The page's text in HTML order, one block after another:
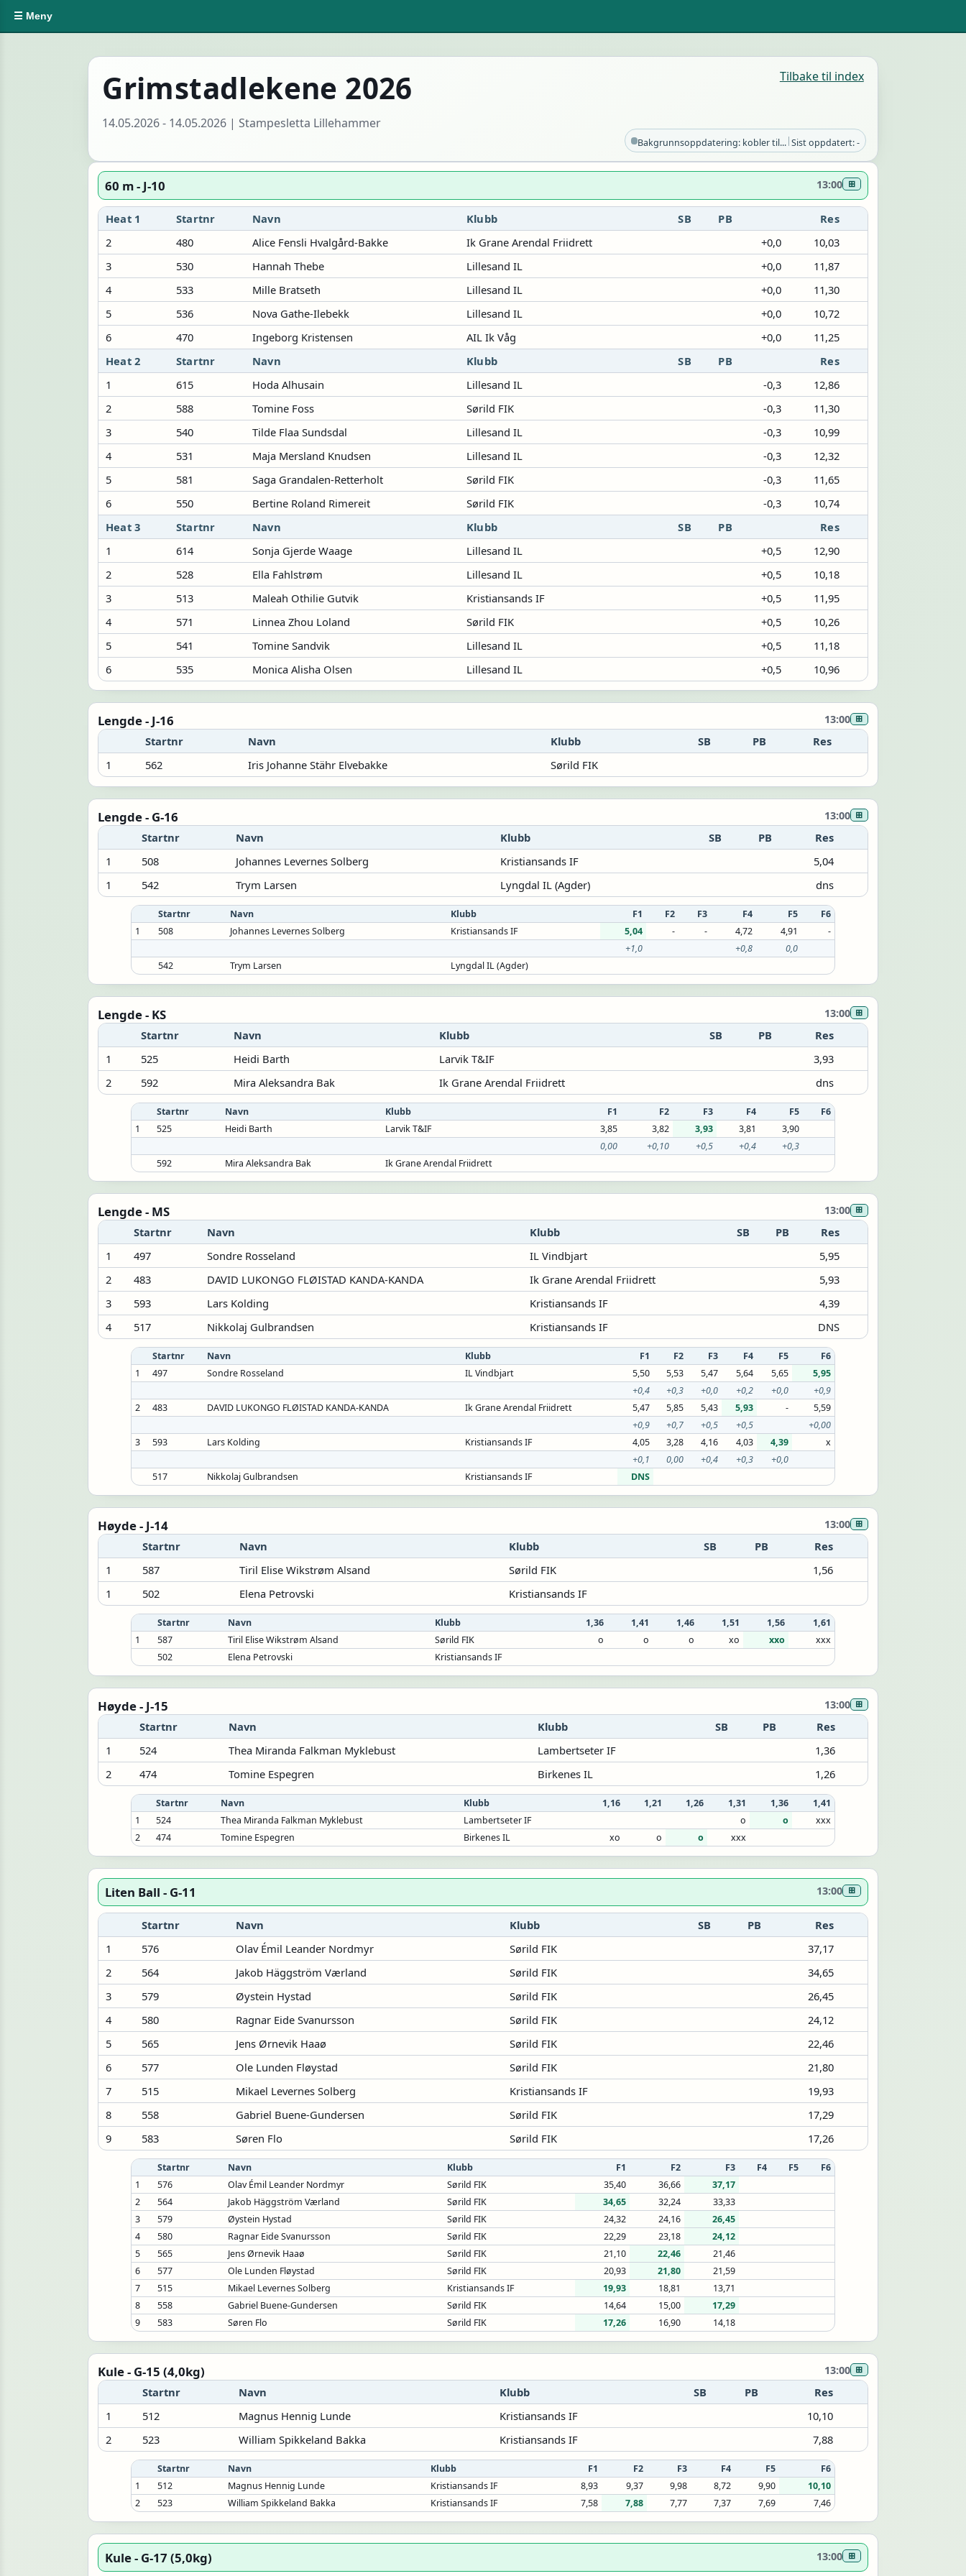
☰ Meny
Grimstadlekene 2026 Tilbake til index
14.05.2026 - 14.05.2026 | Stampesletta Lillehammer
Bakgrunnsoppdatering: kobler til...|Sist oppdatert: -
60 m - J-10 13:00 ⊞
Heat 1 Startnr Navn Klubb SB PB
Res
2
480 Alice Fensli Hvalgård-Bakke Ik Grane Arendal Friidrett +0,0
10,03
3
530 Hannah Thebe Lillesand IL +0,0
11,87
4
533 Mille Bratseth Lillesand IL +0,0
11,30
5
536 Nova Gathe-Ilebekk Lillesand IL +0,0
10,72
6
470 Ingeborg Kristensen AIL Ik Våg +0,0
11,25
Heat 2
Startnr Navn Klubb SB PB
Res
1
615 Hoda Alhusain Lillesand IL -0,3
12,86
2
588 Tomine Foss Sørild FIK -0,3
11,30
3
540 Tilde Flaa Sundsdal Lillesand IL -0,3
10,99
4
531 Maja Mersland Knudsen Lillesand IL -0,3
12,32
5
581 Saga Grandalen-Retterholt Sørild FIK -0,3
11,65
6
550 Bertine Roland Rimereit Sørild FIK -0,3
10,74
Heat 3
Startnr Navn Klubb SB PB
Res
1
614 Sonja Gjerde Waage Lillesand IL +0,5
12,90
2
528 Ella Fahlstrøm Lillesand IL +0,5
10,18
3
513 Maleah Othilie Gutvik Kristiansands IF +0,5
11,95
4
571 Linnea Zhou Loland Sørild FIK +0,5
10,26
5
541 Tomine Sandvik Lillesand IL +0,5
11,18
6
535 Monica Alisha Olsen Lillesand IL +0,5 10,96
Lengde - J-16 13:00 ⊞
Startnr Navn Klubb SB PB
Res
1
562 Iris Johanne Stähr Elvebakke Sørild FIK
Lengde - G-16 13:00 ⊞
Startnr Navn Klubb SB PB
Res
1
508 Johannes Levernes Solberg Kristiansands IF
5,04
1
542 Trym Larsen Lyngdal IL (Agder) dns
Startnr Navn Klubb F1 F2 F3 F4 F5
F6
1
508 Johannes Levernes Solberg Kristiansands IF 5,04 - - 4,72 4,91
-
+1,0
+0,8
0,0
542
Trym Larsen Lyngdal IL (Agder)
Lengde - KS 13:00 ⊞
Startnr Navn Klubb SB PB
Res
1
525 Heidi Barth Larvik T&IF
3,93
2
592 Mira Aleksandra Bak Ik Grane Arendal Friidrett dns
Startnr Navn Klubb F1 F2 F3 F4 F5
F6
1
525 Heidi Barth Larvik T&IF 3,85 3,82 3,93 3,81
3,90
0,00
+0,10 +0,5 +0,4
+0,3
592
Mira Aleksandra Bak Ik Grane Arendal Friidrett
Lengde - MS 13:00 ⊞
Startnr Navn Klubb SB PB
Res
1
497 Sondre Rosseland IL Vindbjart
5,95
2
483 DAVID LUKONGO FLØISTAD KANDA-KANDA Ik Grane Arendal Friidrett
5,93
3
593 Lars Kolding Kristiansands IF
4,39
4
517 Nikkolaj Gulbrandsen Kristiansands IF DNS
Startnr Navn Klubb F1 F2 F3 F4 F5
F6
1
497 Sondre Rosseland IL Vindbjart 5,50 5,53 5,47 5,64 5,65
5,95
+0,4
+0,3 +0,0 +0,2 +0,0
+0,9
2
483 DAVID LUKONGO FLØISTAD KANDA-KANDA Ik Grane Arendal Friidrett 5,47 5,85 5,43 5,93 -
5,59
+0,9
+0,7 +0,5 +0,5
+0,00
3
593 Lars Kolding Kristiansands IF 4,05 3,28 4,16 4,03 4,39
x
+0,1
0,00 +0,4 +0,3
+0,0
517
Nikkolaj Gulbrandsen Kristiansands IF DNS
Høyde - J-14 13:00 ⊞
Startnr Navn Klubb SB PB
Res
1
587 Tiril Elise Wikstrøm Alsand Sørild FIK
1,56
1
502 Elena Petrovski Kristiansands IF
Startnr Navn Klubb 1,36 1,41 1,46 1,51 1,56
1,61
1
587 Tiril Elise Wikstrøm Alsand Sørild FIK o o o xo xxo
xxx
502
Elena Petrovski Kristiansands IF
Høyde - J-15 13:00 ⊞
Startnr Navn Klubb SB PB
Res
1
524 Thea Miranda Falkman Myklebust Lambertseter IF
1,36
2
474 Tomine Espegren Birkenes IL 1,26
Startnr Navn Klubb 1,16 1,21 1,26 1,31 1,36
1,41
1
524 Thea Miranda Falkman Myklebust Lambertseter IF o o
xxx
2
474 Tomine Espegren Birkenes IL xo o o xxx
Liten Ball - G-11 13:00 ⊞
Startnr Navn Klubb SB PB
Res
1
576 Olav Émil Leander Nordmyr Sørild FIK
37,17
2
564 Jakob Häggström Værland Sørild FIK
34,65
3
579 Øystein Hystad Sørild FIK
26,45
4
580 Ragnar Eide Svanursson Sørild FIK
24,12
5
565 Jens Ørnevik Haaø Sørild FIK
22,46
6
577 Ole Lunden Fløystad Sørild FIK
21,80
7
515 Mikael Levernes Solberg Kristiansands IF
19,93
8
558 Gabriel Buene-Gundersen Sørild FIK
17,29
9
583 Søren Flo Sørild FIK 17,26
Startnr Navn Klubb F1 F2 F3 F4 F5
F6
1
576 Olav Émil Leander Nordmyr Sørild FIK 35,40 36,66
37,17
2
564 Jakob Häggström Værland Sørild FIK 34,65 32,24
33,33
3
579 Øystein Hystad Sørild FIK 24,32 24,16
26,45
4
580 Ragnar Eide Svanursson Sørild FIK 22,29 23,18
24,12
5
565 Jens Ørnevik Haaø Sørild FIK 21,10 22,46
21,46
6
577 Ole Lunden Fløystad Sørild FIK 20,93 21,80
21,59
7
515 Mikael Levernes Solberg Kristiansands IF 19,93 18,81
13,71
8
558 Gabriel Buene-Gundersen Sørild FIK 14,64 15,00
17,29
9
583 Søren Flo Sørild FIK 17,26 16,90 14,18
Kule - G-15 (4,0kg) 13:00 ⊞
Startnr Navn Klubb SB PB
Res
1
512 Magnus Hennig Lunde Kristiansands IF
10,10
2
523 William Spikkeland Bakka Kristiansands IF 7,88
Startnr Navn Klubb F1 F2 F3 F4 F5
F6
1
512 Magnus Hennig Lunde Kristiansands IF 8,93 9,37 9,98 8,72 9,90
10,10
2
523 William Spikkeland Bakka Kristiansands IF 7,58 7,88 7,77 7,37 7,69 7,46
Kule - G-17 (5,0kg) 13:00 ⊞